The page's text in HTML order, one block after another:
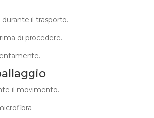
il trasporto.
di procedere.
il movimento.